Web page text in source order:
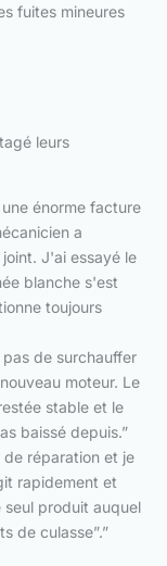
fuites mineures
leurs
énorme facture
a
J'ai essayé le
blanche s'est
toujours
de surchauffer
moteur. Le
stable et le
baissé depuis.”
de réparation et je
rapidement et
produit auquel
de culasse”.”